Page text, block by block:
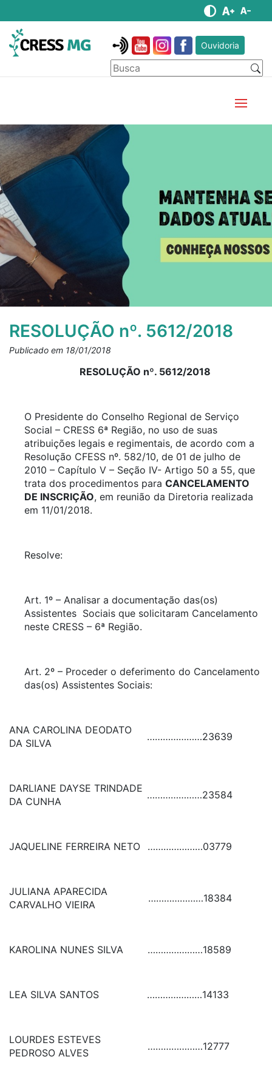
Ouvidoria
RESOLUÇÃO nº. 5612/2018
Publicado em 18/01/2018
RESOLUÇÃO nº. 5612/2018
O Presidente do Conselho Regional de Serviço
Social – CRESS 6ª Região, no uso de suas
atribuições legais e regimentais, de acordo com a
Resolução CFESS nº. 582/10, de 01 de julho de
2010 – Capítulo V – Seção IV- Artigo 50 a 55, que
trata dos procedimentos para CANCELAMENTO
DE INSCRIÇÃO, em reunião da Diretoria realizada
em 11/01/2018.
Resolve:
Art. 1º – Analisar a documentação das(os)
Assistentes Sociais que solicitaram Cancelamento
neste CRESS – 6ª Região.
Art. 2º – Proceder o deferimento do Cancelamento
das(os) Assistentes Sociais:
ANA CAROLINA DEODATO
DA SILVA
…………………23639
DARLIANE DAYSE TRINDADE
DA CUNHA
…………………23584
JAQUELINE FERREIRA NETO …………………03779
JULIANA APARECIDA
CARVALHO VIEIRA
…………………18384
KAROLINA NUNES SILVA …………………18589
LEA SILVA SANTOS …………………14133
LOURDES ESTEVES
PEDROSO ALVES
…………………12777